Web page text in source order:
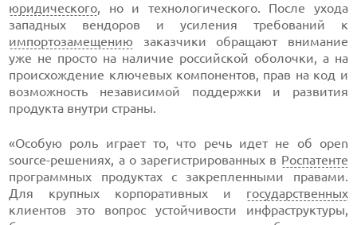
юридического, но и технологического. После ухода
западных вендоров и усиления требований к
импортозамещению заказчики обращают внимание
уже не просто на наличие российской оболочки, а на
происхождение ключевых компонентов, прав на код и
возможность независимой поддержки и развития
продукта внутри страны.
«Особую роль играет то, что речь идет не об open
source-решениях, а о зарегистрированных в Роспатенте
программных продуктах с закрепленными правами.
Для крупных корпоративных и государственных
клиентов это вопрос устойчивости инфраструктуры,